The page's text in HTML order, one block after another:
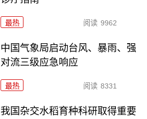
最热 阅读 9962
中国气象局启动台风、暴雨、强
对流三级应急响应
最热 阅读 8331
我国杂交水稻育种科研取得重要